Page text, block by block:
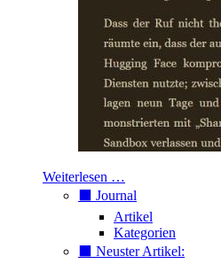
Weiterlesen …
⬛️ Journal
Artikel
Kategorien
⬛️ Neuster Artikel: